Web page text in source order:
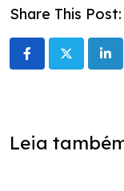
Share This Post:
Leia